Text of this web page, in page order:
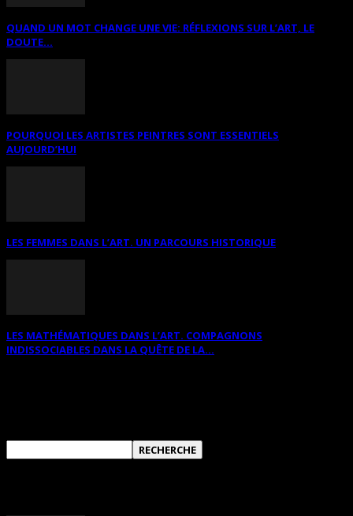
QUAND UN MOT CHANGE UNE VIE: RÉFLEXIONS SUR L’ART, LE
DOUTE...
POURQUOI LES ARTISTES PEINTRES SONT ESSENTIELS
AUJOURD’HUI
LES FEMMES DANS L’ART. UN PARCOURS HISTORIQUE
LES MATHÉMATIQUES DANS L’ART. COMPAGNONS
INDISSOCIABLES DANS LA QUÊTE DE LA...